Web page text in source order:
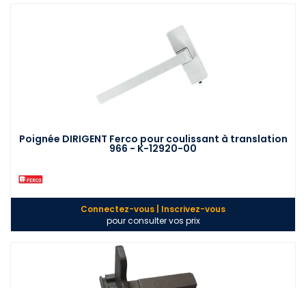
Poignée DIRIGENT Ferco pour coulissant à translation
966 - K-12920-00
Connectez-vous | Inscrivez-vous
pour consulter vos prix